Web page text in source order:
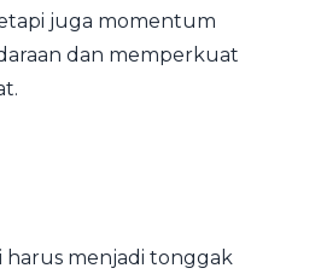
juga momentum
dan memperkuat
menjadi tonggak